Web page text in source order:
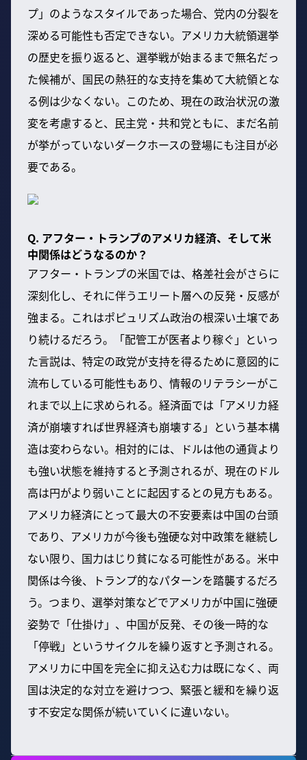
プ」のようなスタイルであった場合、党内の分裂を
深める可能性も否定できない。アメリカ大統領選挙
の歴史を振り返ると、選挙戦が始まるまで無名だっ
た候補が、国民の熱狂的な支持を集めて大統領とな
る例は少なくない。このため、現在の政治状況の激
変を考慮すると、民主党・共和党ともに、まだ名前
が挙がっていないダークホースの登場にも注目が必
要である。
Q. アフター・トランプのアメリカ経済、そして米
中関係はどうなるのか？
アフター・トランプの米国では、格差社会がさらに
深刻化し、それに伴うエリート層への反発・反感が
強まる。これはポピュリズム政治の根深い土壌であ
り続けるだろう。「配管工が医者より稼ぐ」といっ
た言説は、特定の政党が支持を得るために意図的に
流布している可能性もあり、情報のリテラシーがこ
れまで以上に求められる。経済面では「アメリカ経
済が崩壊すれば世界経済も崩壊する」という基本構
造は変わらない。相対的には、ドルは他の通貨より
も強い状態を維持すると予測されるが、現在のドル
高は円がより弱いことに起因するとの見方もある。
アメリカ経済にとって最大の不安要素は中国の台頭
であり、アメリカが今後も強硬な対中政策を継続し
ない限り、国力はじり貧になる可能性がある。米中
関係は今後、トランプ的なパターンを踏襲するだろ
う。つまり、選挙対策などでアメリカが中国に強硬
姿勢で「仕掛け」、中国が反発、その後一時的な
「停戦」というサイクルを繰り返すと予測される。
アメリカに中国を完全に抑え込む力は既になく、両
国は決定的な対立を避けつつ、緊張と緩和を繰り返
す不安定な関係が続いていくに違いない。